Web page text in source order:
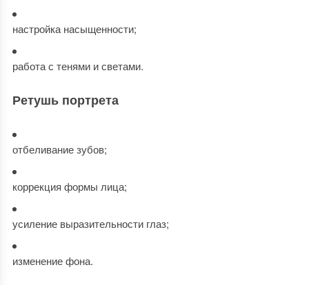
настройка насыщенности;
работа с тенями и светами.
Ретушь портрета
отбеливание зубов;
коррекция формы лица;
усиление выразительности глаз;
изменение фона.